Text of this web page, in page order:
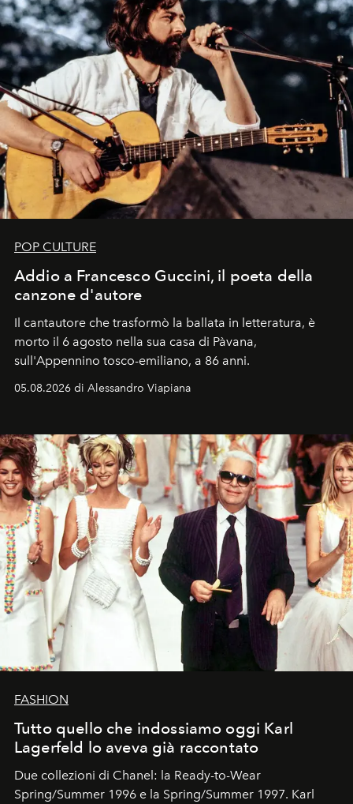
POP CULTURE
Addio a Francesco Guccini, il poeta della
canzone d'autore
Il cantautore che trasformò la ballata in letteratura, è
morto il 6 agosto nella sua casa di Pàvana,
sull'Appennino tosco-emiliano, a 86 anni.
05.08.2026 di Alessandro Viapiana
FASHION
Tutto quello che indossiamo oggi Karl
Lagerfeld lo aveva già raccontato
Due collezioni di Chanel: la Ready-to-Wear
Spring/Summer 1996 e la Spring/Summer 1997. Karl